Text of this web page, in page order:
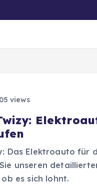
views
Das Elektroauto für
unseren
es sich lohnt.